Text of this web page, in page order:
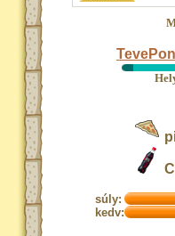
súly:
kedv: